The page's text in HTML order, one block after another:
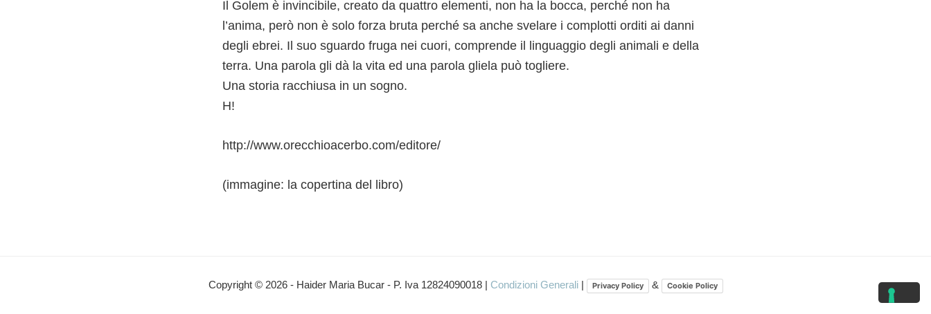
Il Golem è invincibile, creato da quattro elementi, non ha la bocca, perché non ha
l’anima, però non è solo forza bruta perché sa anche svelare i complotti orditi ai danni
degli ebrei. Il suo sguardo fruga nei cuori, comprende il linguaggio degli animali e della
terra. Una parola gli dà la vita ed una parola gliela può togliere.
Una storia racchiusa in un sogno.
H!
http://www.orecchioacerbo.com/editore/
(immagine: la copertina del libro)
del
Copyright © 2026 - Haider Maria Bucar - P. Iva 12824090018 | Condizioni Generali | Privacy Policy & Cookie Policy